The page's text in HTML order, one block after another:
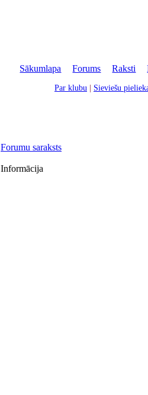
Sākumlapa |Forums |Raksti |
Par klubu Sieviešu
Forumu saraksts
Informācija